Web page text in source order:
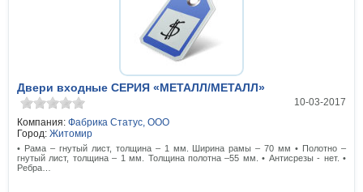
Двери входные СЕРИЯ «МЕТАЛЛ/МЕТАЛЛ»
10-03-2017
Компания: Фабрика Статус, ООО
Город: Житомир
• Рама – гнутый лист, толщина – 1 мм. Ширина рамы – 70 мм • Полотно –
гнутый лист, толщина – 1 мм. Толщина полотна –55 мм. • Антисрезы - нет. •
Ребра…